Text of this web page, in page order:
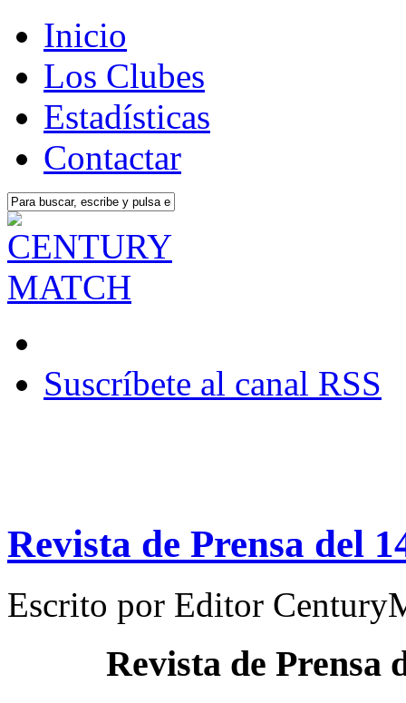
Inicio
Los Clubes
Estadísticas
Contactar
Suscríbete al canal RSS
Revista de Prensa del
Escrito por Editor
Revista de Prensa